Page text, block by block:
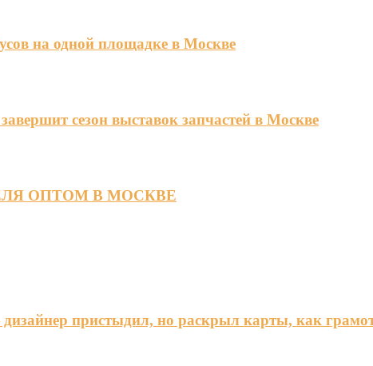
на одной площадке в Москве
сезон выставок запчастей в Москве
ОПТОМ В МОСКВЕ
пристыдил, но раскрыл карты, как